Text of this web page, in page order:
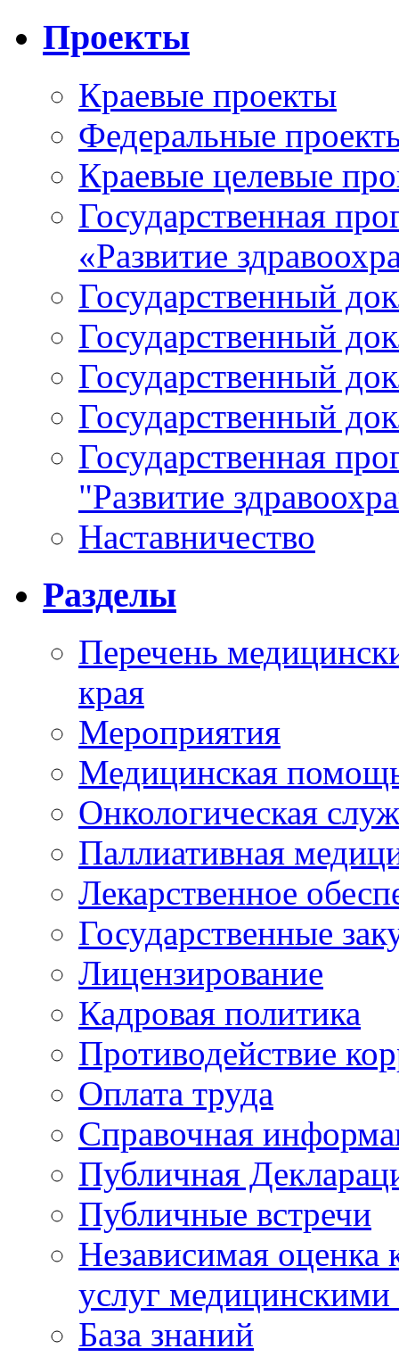
Проекты
Краевые проекты
Федеральные
Краевые целевые
Государственная
«Развитие
Государственный
Государственный
Государственный
Государственный
Государственная
"Развитие
Наставничество
Разделы
Перечень
края
Мероприятия
Медицинская
Онкологическая
Паллиативная
Лекарственное
Государственные
Лицензирование
Кадровая политика
Противодействие
Оплата труда
Справочная
Публичная
Публичные встречи
Независимая оценка
услуг
База знаний